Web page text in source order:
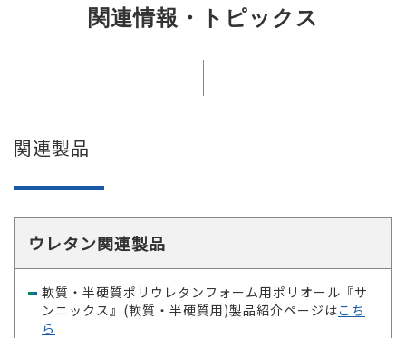
関連情報・トピックス
関連製品
ウレタン関連製品
軟質・半硬質ポリウレタンフォーム用ポリオール『サ
ンニックス』(軟質・半硬質用)製品紹介ページはこち
ら